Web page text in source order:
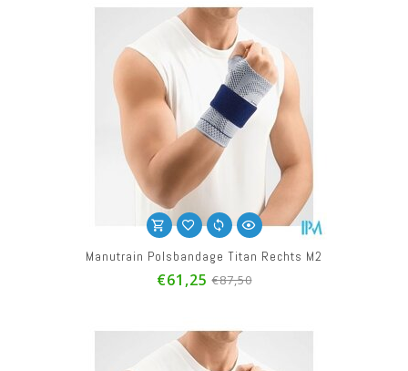
Manutrain Polsbandage Titan Rechts M2
€61,25 €87,50